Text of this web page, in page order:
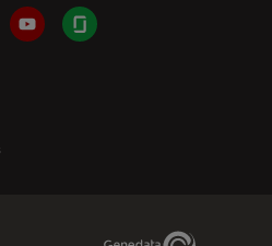
YouTubeGlassdoor
Genedata Link